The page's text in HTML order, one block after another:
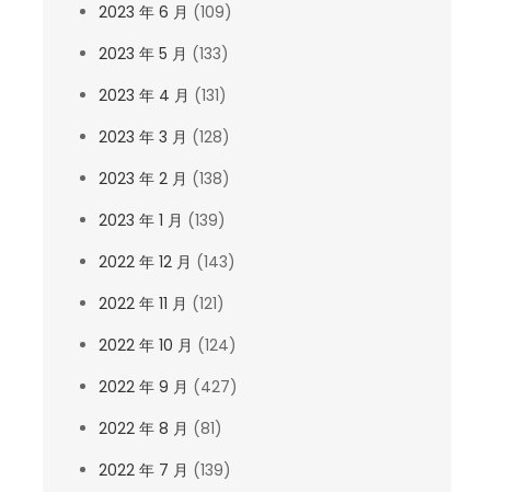
2023 年 6 月 (109)
2023 年 5 月 (133)
2023 年 4 月 (131)
2023 年 3 月 (128)
2023 年 2 月 (138)
2023 年 1 月 (139)
2022 年 12 月 (143)
2022 年 11 月 (121)
2022 年 10 月 (124)
2022 年 9 月 (427)
2022 年 8 月 (81)
2022 年 7 月 (139)